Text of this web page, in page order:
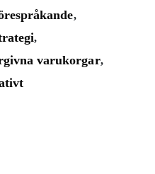
,
,
varukorgar,